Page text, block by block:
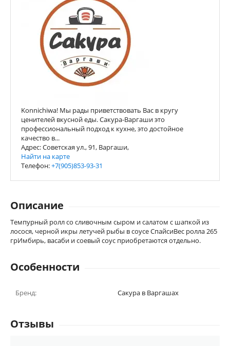
Konnichiwa! Мы рады приветствовать Вас в кругу
ценителей вкусной еды. Сакура-Варгаши это
профессиональный подход к кухне, это достойное
качество в...
Адрес: Советская ул., 91, Варгаши,
Найти на карте
Телефон:+7(905)853-93-31
Описание
Темпурный ролл со сливочным сыром и салатом с шапкой из
лосося, черной икры летучей рыбы в соусе СпайсиВес ролла 265
грИмбирь, васаби и соевый соус приобретаются отдельно.
Особенности
Бренд: Сакура в Варгашах
Отзывы